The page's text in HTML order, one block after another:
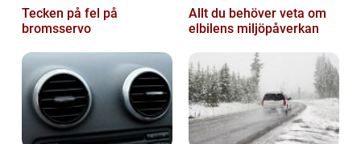
Tecken på fel på
bromsservo
Allt du behöver veta om
elbilens miljöpåverkan